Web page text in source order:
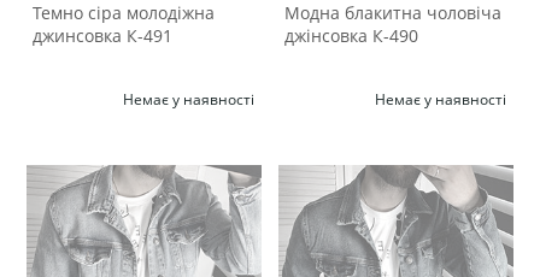
Темно сіра молодіжна
джинсовка К-491
Немає у наявності
Модна блакитна чоловіча
джінсовка К-490
Немає у наявності